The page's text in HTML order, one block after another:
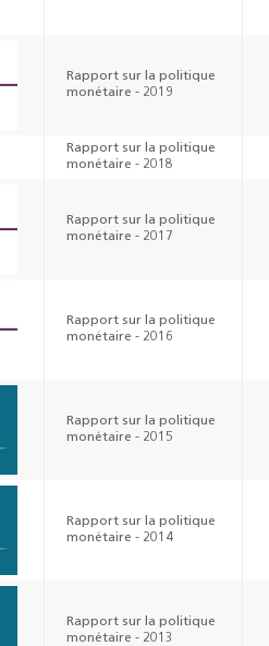
Rapport sur la politique
monétaire - 2019
Rapport sur la politique
monétaire - 2018
Rapport sur la politique
monétaire - 2017
Rapport sur la politique
monétaire - 2016
Rapport sur la politique
monétaire - 2015
Rapport sur la politique
monétaire - 2014
Rapport sur la politique
monétaire - 2013